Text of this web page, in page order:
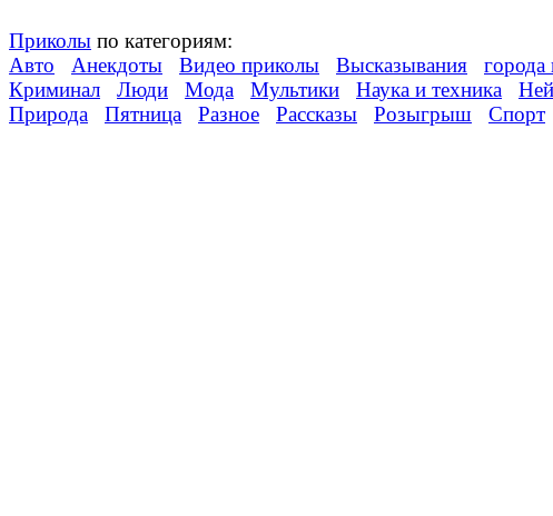
Приколы по категориям:
Авто
Анекдоты Видео приколы Высказывания города
Криминал
Люди Мода Мультики Наука и техника
Природа
Пятница Разное Рассказы Розыгрыш Спорт